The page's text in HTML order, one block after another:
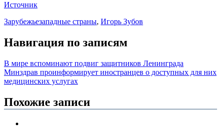
Источник
Зарубежьезападные страны, Игорь Зубов
Навигация по записям
В мире вспоминают подвиг защитников Ленинграда
Минздрав проинформирует иностранцев о доступных для них
медицинских услугах
Похожие записи